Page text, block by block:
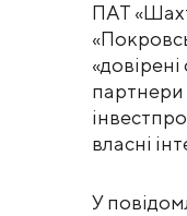
ПАТ
партнери
власні
У